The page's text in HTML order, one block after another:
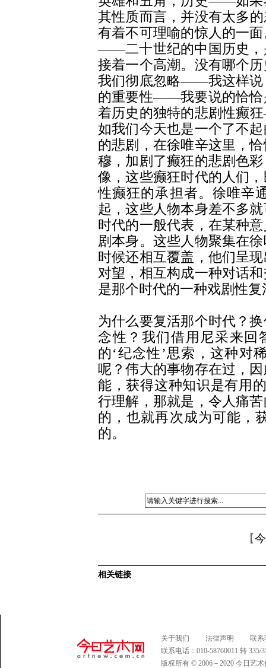
其性质而言，并没有太多
有着不可理喻的惊人的一
――二十世纪的中国历史，
接着一个高潮。没有哪个
我们彻底忽略――我这样说
的重要性――我要说的恰恰
着历史的独特的悲剧性癫
如我们今天也是一个了不
的悲剧，在徐唯辛这里，
穆，加剧了癫狂的悲剧色
像，这些癫狂时代的人们
性癫狂的承担者。徐唯辛
起，这些人物本身差不多
时代的一般代表，在某种
剧本身。这些人物聚集在
时候还相互覆盖，他们呈
对望，相互构成一种对话
是那个时代的一种戏剧性复
为什么要复活那个时代？
念性？我们借用尼采来回
的‘纪念性’思索，这种对
呢？伟大的事物存在过，
能，获得这种知识是有用
行理解，那就是，令人痛
的，也就再次成为可能，
的。
【
相关链接
关于我们 法律声明
联系
联系电话：010-58760011 转
版权所有 © 2006－2020 今日艺